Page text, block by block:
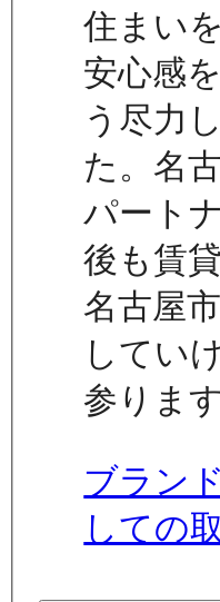
住まい
安心感
う尽力
た。名
パート
後も賃
名古屋
してい
参ります
ブラン
しての